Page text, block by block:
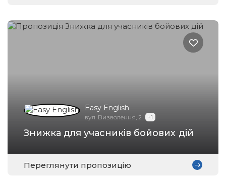
Easy English
вул. Визволення, 2 + 1
Знижка для учасників бойових дій
Переглянути пропозицію